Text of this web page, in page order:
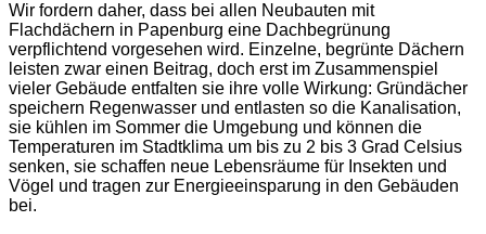
Wir fordern daher, dass bei allen Neubauten mit
Flachdächern in Papenburg eine Dachbegrünung
verpflichtend vorgesehen wird. Einzelne, begrünte Dächern
leisten zwar einen Beitrag, doch erst im Zusammenspiel
vieler Gebäude entfalten sie ihre volle Wirkung: Gründächer
speichern Regenwasser und entlasten so die Kanalisation,
sie kühlen im Sommer die Umgebung und können die
Temperaturen im Stadtklima um bis zu 2 bis 3 Grad Celsius
senken, sie schaffen neue Lebensräume für Insekten und
Vögel und tragen zur Energieeinsparung in den Gebäuden
bei.